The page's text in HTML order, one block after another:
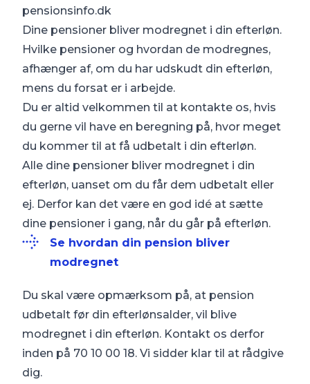
pensionsinfo.dk
Dine pensioner bliver modregnet i din efterløn.
Hvilke pensioner og hvordan de modregnes,
afhænger af, om du har udskudt din efterløn,
mens du forsat er i arbejde.
Du er altid velkommen til at kontakte os, hvis
du gerne vil have en beregning på, hvor meget
du kommer til at få udbetalt i din efterløn.
Alle dine pensioner bliver modregnet i din
efterløn, uanset om du får dem udbetalt eller
ej. Derfor kan det være en god idé at sætte
dine pensioner i gang, når du går på efterløn.
Se hvordan din pension bliver
modregnet
Du skal være opmærksom på, at pension
udbetalt før din efterlønsalder, vil blive
modregnet i din efterløn. Kontakt os derfor
inden på 70 10 00 18. Vi sidder klar til at rådgive
dig.